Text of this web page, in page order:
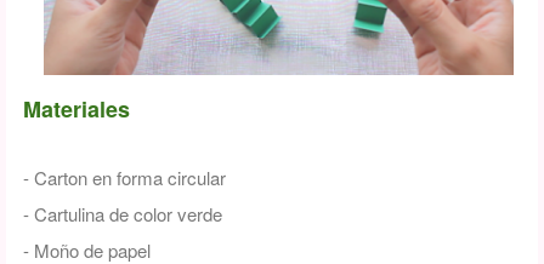
Materiales
- Carton en forma circular
- Cartulina de color verde
- Moño de papel